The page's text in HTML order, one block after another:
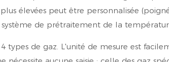
élevées peut être personnalisée
de prétraitement de la
de gaz. L'unité de mesure est